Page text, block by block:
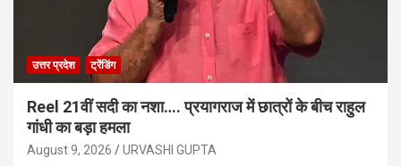
उत्तर प्रदेश ट्रेंडिंग
Reel 21वीं सदी का नशा…. प्रयागराज में छात्रों के बीच राहुल
गांधी का बड़ा हमला
August 9, 2026 URVASHI GUPTA